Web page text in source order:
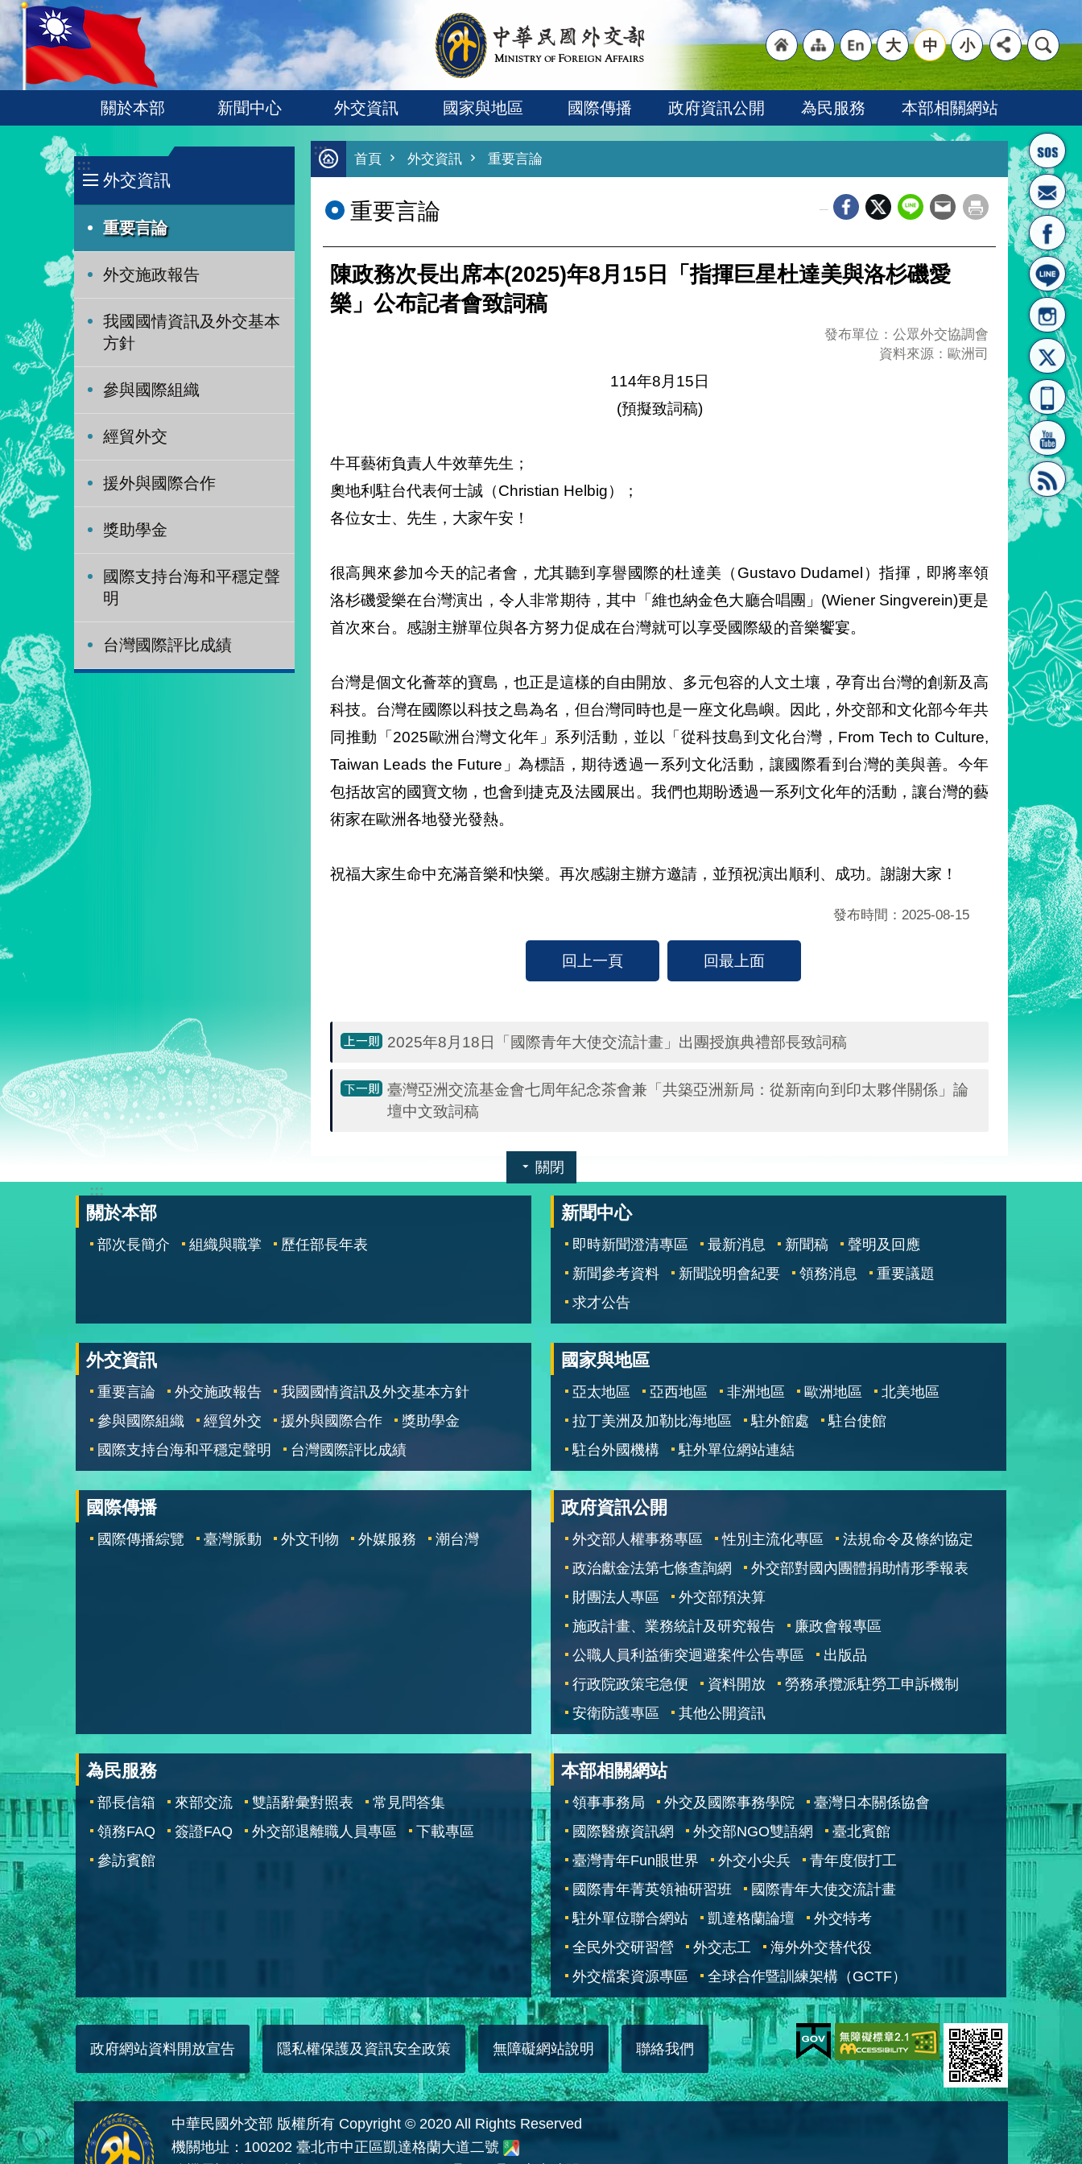
跳到主要內容區塊
:::
首頁
"網
站導
"英
文語
大 中 小
關於本部 新聞中心 外交資訊 國家與地區 國際傳播 政府資訊公開 為民服務 本部相關網站
:::
外交資訊
重要言論
外交施政報告
我國國情資訊及外交基本
方針
參與國際組織
經貿外交
援外與國際合作
獎助學金
國際支持台海和平穩定聲
明
台灣國際評比成績
:::
首頁 外交資訊 重要言論
重要言論
陳政務次長出席本(2025)年8月15日「指揮巨星杜達美與洛杉磯愛
樂」公布記者會致詞稿
發布單位：公眾外交協調會
資料來源：歐洲司
114年8月15日
(預擬致詞稿)
牛耳藝術負責人牛效華先生；
奧地利駐台代表何士誠（Christian Helbig）；
各位女士、先生，大家午安！
很高興來參加今天的記者會，尤其聽到享譽國際的杜達美（Gustavo Dudamel）指揮，即將率領
洛杉磯愛樂在台灣演出，令人非常期待，其中「維也納金色大廳合唱團」(Wiener Singverein)更是
首次來台。感謝主辦單位與各方努力促成在台灣就可以享受國際級的音樂饗宴。
台灣是個文化薈萃的寶島，也正是這樣的自由開放、多元包容的人文土壤，孕育出台灣的創新及高
科技。台灣在國際以科技之島為名，但台灣同時也是一座文化島嶼。因此，外交部和文化部今年共
同推動「2025歐洲台灣文化年」系列活動，並以「從科技島到文化台灣，From Tech to Culture,
Taiwan Leads the Future」為標語，期待透過一系列文化活動，讓國際看到台灣的美與善。今年
包括故宮的國寶文物，也會到捷克及法國展出。我們也期盼透過一系列文化年的活動，讓台灣的藝
術家在歐洲各地發光發熱。
祝福大家生命中充滿音樂和快樂。再次感謝主辦方邀請，並預祝演出順利、成功。謝謝大家！
發布時間：2025-08-15
回上一頁 回最上面
2025年8月18日「國際青年大使交流計畫」出團授旗典禮部長致詞稿
臺灣亞洲交流基金會七周年紀念茶會兼「共築亞洲新局：從新南向到印太夥伴關係」論
壇中文致詞稿
關閉
:::
關於本部
部次長簡介 組織與職掌 歷任部長年表
新聞中心
即時新聞澄清專區 最新消息 新聞稿
聲明及回應
新聞參考資料
新聞說明會紀要 領務消息
重要議題
求才公告
外交資訊
重要言論 外交施政報告
我國國情資訊及外交基本方針
參與國際組織
經貿外交 援外與國際合作
獎助學金
國際支持台海和平穩定聲明
台灣國際評比成績
國家與地區
亞太地區 亞西地區 非洲地區 歐洲地區
北美地區
拉丁美洲及加勒比海地區
駐外館處
駐台使館
駐台外國機構
駐外單位網站連結
國際傳播
國際傳播綜覽 臺灣脈動 外文刊物 外媒服務 潮台灣
政府資訊公開
外交部人權事務專區 性別主流化專區
法規命令及條約協定
政治獻金法第七條查詢網
外交部對國內團體捐助情形季報表
財團法人專區
外交部預決算
施政計畫、業務統計及研究報告
廉政會報專區
公職人員利益衝突迴避案件公告專區
出版品
行政院政策宅急便
資料開放
勞務承攬派駐勞工申訴機制
安衛防護專區
其他公開資訊
為民服務
部長信箱 來部交流 雙語辭彙對照表
常見問答集
領務FAQ
簽證FAQ 外交部退離職人員專區
下載專區
參訪賓館
本部相關網站
領事事務局 外交及國際事務學院
臺灣日本關係協會
國際醫療資訊網
外交部NGO雙語網
臺北賓館
臺灣青年Fun眼世界
外交小尖兵
青年度假打工
國際青年菁英領袖研習班
國際青年大使交流計畫
駐外單位聯合網站
凱達格蘭論壇
外交特考
全民外交研習營
外交志工
海外外交替代役
外交檔案資源專區
全球合作暨訓練架構（GCTF）
政府網站資料開放宣告 隱私權保護及資訊安全政策 無障礙網站說明 聯絡我們
中華民國外交部 版權所有 Copyright © 2020 All Rights Reserved
機關地址：100202 臺北市中正區凱達格蘭大道二號